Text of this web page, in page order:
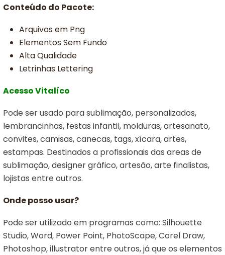
Conteúdo do Pacote:
Arquivos em Png
Elementos Sem Fundo
Alta Qualidade
Letrinhas Lettering
Acesso Vitalíco
Pode ser usado para sublimação, personalizados,
lembrancinhas, festas infantil, molduras, artesanato,
convites, camisas, canecas, tags, xícara, artes,
estampas. Destinados a profissionais das areas de
sublimação, designer gráfico, artesão, arte finalistas,
lojistas entre outros.
Onde posso usar?
Pode ser utilizado em programas como: Silhouette
Studio, Word, Power Point, PhotoScape, Corel Draw,
Photoshop, illustrator entre outros, já que os elementos